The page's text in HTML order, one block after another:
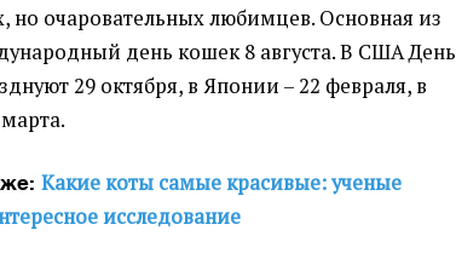
но очаровательных любимцев. Основная из
день кошек 8 августа. В США День
29 октября, в Японии – 22 февраля, в
Какие коты самые красивые: ученые
исследование